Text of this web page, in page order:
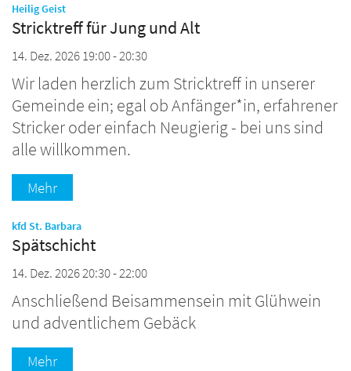
Heilig Geist:
Stricktreff für Jung und Alt
14. Dez. 2026 19:00 - 20:30
Wir laden herzlich zum Stricktreff in unserer
Gemeinde ein; egal ob Anfänger*in, erfahrener
Stricker oder einfach Neugierig - bei uns sind
alle willkommen.
Mehr
kfd St. Barbara:
Spätschicht
14. Dez. 2026 20:30 - 22:00
Anschließend Beisammensein mit Glühwein
und adventlichem Gebäck
Mehr